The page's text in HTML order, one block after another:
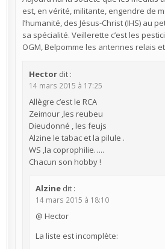
est, en vérité, militante, engendre de
l’humanité, des Jésus-Christ (IHS) au
sa spécialité. Veillerette c’est les
OGM, Belpomme les antennes relais
Hector dit :
14 mars 2015 à 17:25
Allègre c’est le RCA
Zeimour ,les reubeu
Dieudonné , les feujs
Alzine le tabac et la pilule .
WS ,la coprophilie…..
Chacun son hobby !
Alzine dit :
14 mars 2015 à 18:10
@ Hector
La liste est incomplète: